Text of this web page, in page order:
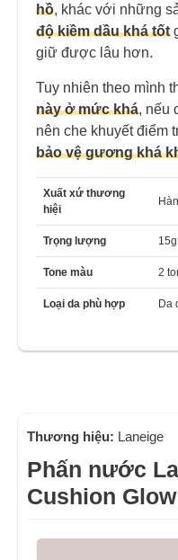
hồ, khác với những
độ kiềm dầu khá tốt
giữ được lâu hơn.
Tuy nhiên theo mình
này ở mức khá, nếu
nên che khuyết điểm
bảo vệ gương khá
Xuất xứ thương
hiệi
Trọng lượng 15g
Tone màu 2
Loại da phù hợp Da
Thương hiệu: Laneige
Phấn nước
Cushion Glow